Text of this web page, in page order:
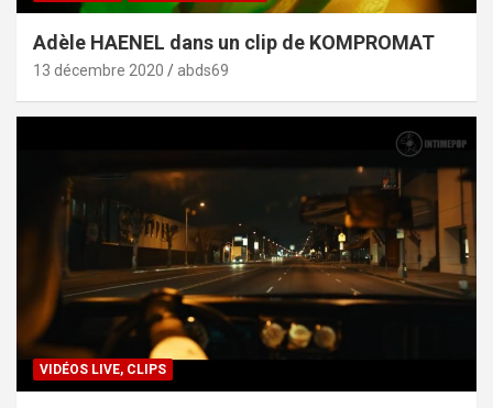
Adèle HAENEL dans un clip de KOMPROMAT
13 décembre 2020 abds69
VIDÉOS LIVE, CLIPS